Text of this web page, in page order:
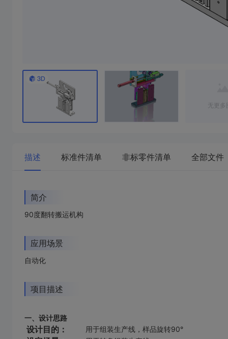
无更
描述 标准件清单 非标零件清单 全部文件
简介
90度翻转搬运机构
应用场景
自动化
项目描述
一、设计思路
设计目的： 用于组装生产线，样品旋转90°